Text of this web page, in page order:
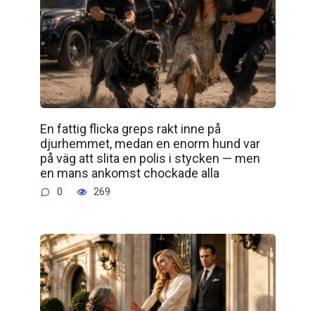
En fattig flicka greps rakt inne på
djurhemmet, medan en enorm hund var
på väg att slita en polis i stycken — men
en mans ankomst chockade alla
0 269